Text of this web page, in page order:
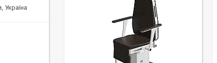
Україна